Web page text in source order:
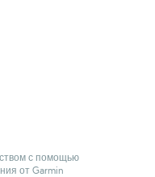
с помощью
от Garmin